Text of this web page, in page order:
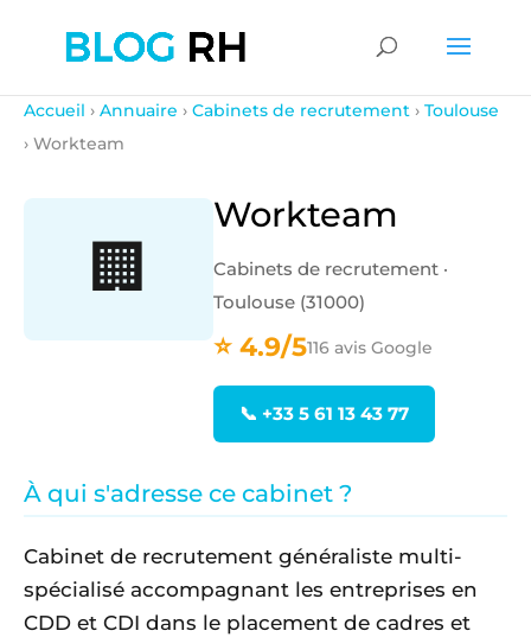
Accueil › Annuaire › Cabinets de recrutement › Toulouse
› Workteam
🏢
Workteam
Cabinets de recrutement ·
Toulouse (31000)
⭐ 4.9/5116 avis Google
📞 +33 5 61 13 43 77
À qui s'adresse ce cabinet ?
Cabinet de recrutement généraliste multi-
spécialisé accompagnant les entreprises en
CDD et CDI dans le placement de cadres et